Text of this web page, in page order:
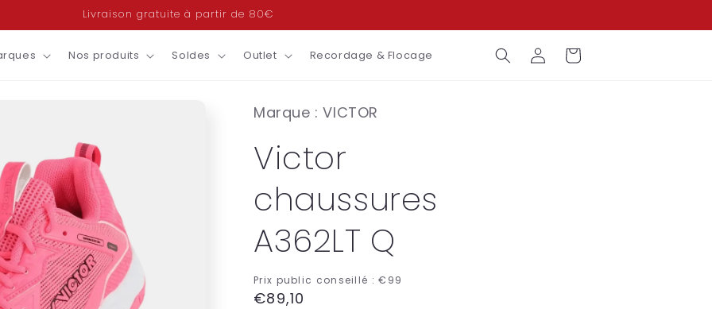
Livraison gratuite à partir de 80€
Nos produits Soldes Outlet Recordage & Flocage ConnexionPanier
Marque : VICTOR
Victor
chaussures
A362LT Q
Prix public conseillé : €99
Prix
€89,10